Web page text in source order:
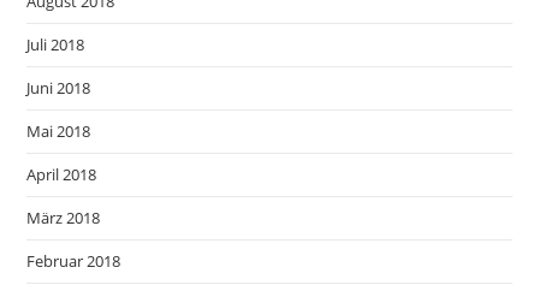
Juli 2018
Juni 2018
Mai 2018
April 2018
März 2018
Februar 2018